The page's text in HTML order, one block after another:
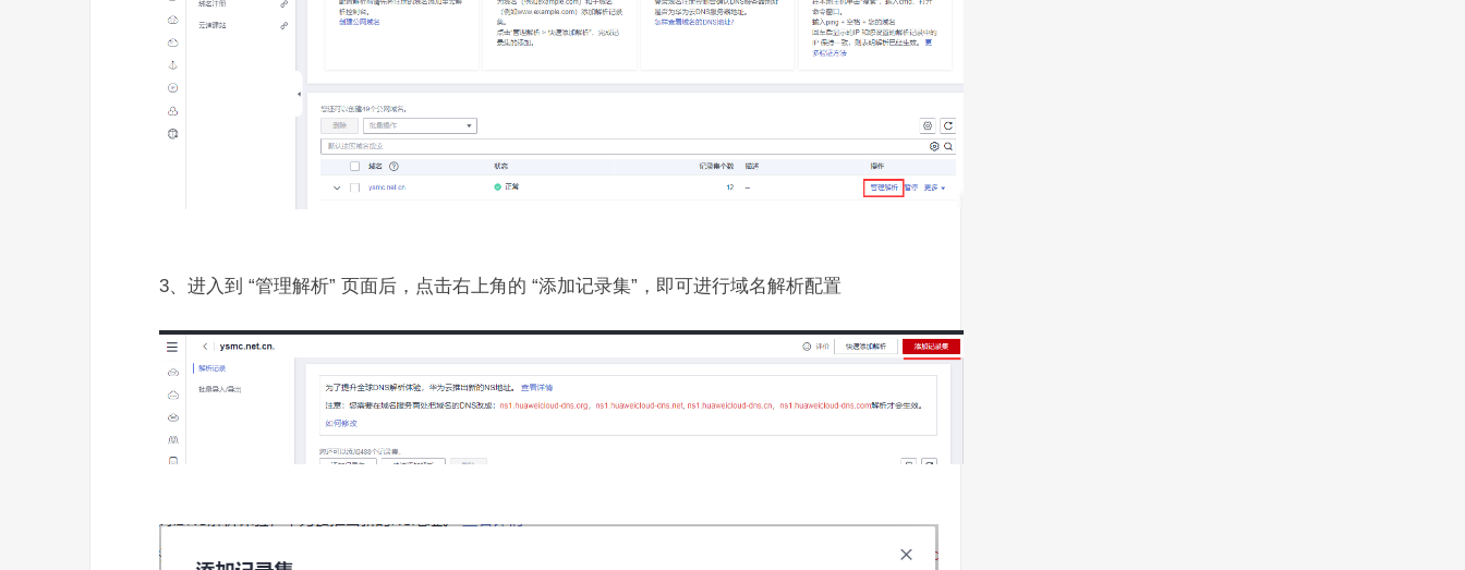
3、进入到 “管理解析” 页面后，点击右上角的 “添加记录集”，即可进行域名解析配置